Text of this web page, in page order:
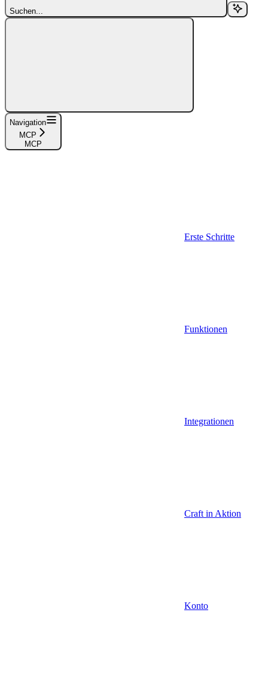
Suchen...
Navigation
MCP
MCP
Erste Schritte
Funktionen
Integrationen
Craft in Aktion
Konto